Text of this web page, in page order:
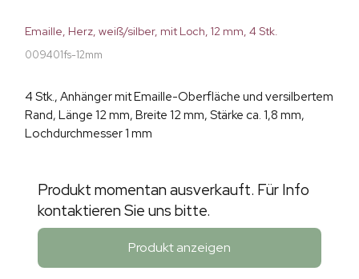
Emaille, Herz, weiß/silber, mit Loch, 12 mm, 4 Stk.
009401fs-12mm
4 Stk., Anhänger mit Emaille-Oberfläche und versilbertem
Rand, Länge 12 mm, Breite 12 mm, Stärke ca. 1,8 mm,
Lochdurchmesser 1 mm
Produkt momentan ausverkauft. Für Info
kontaktieren Sie uns bitte.
Produkt anzeigen